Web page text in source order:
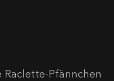
Raclette-Pfännchen